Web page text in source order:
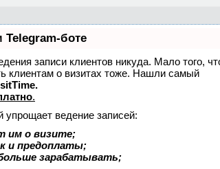
Telegram-боте
записи клиентов никуда. Мало того,
клиентам о визитах тоже. Нашли самый
.
упрощает ведение записей:
им о визите;
и предоплаты;
зарабатывать;